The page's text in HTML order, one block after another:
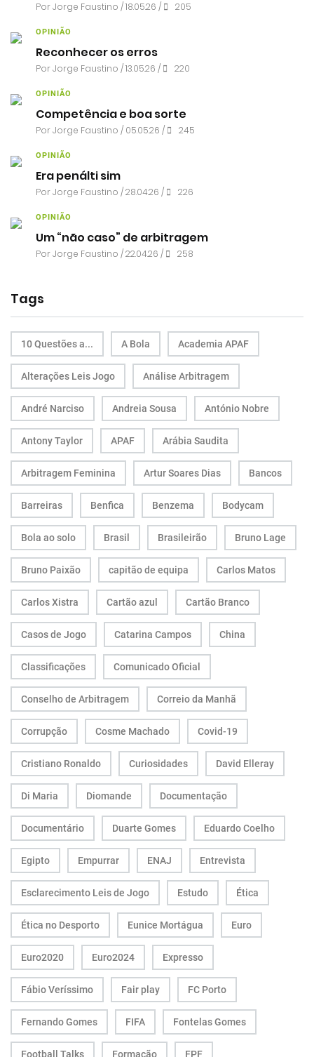
PorJorge Faustino / 18.05.26 / 205
OPINIÃO
Reconhecer os erros
PorJorge Faustino / 13.05.26 / 220
OPINIÃO
Competência e boa sorte
PorJorge Faustino / 05.05.26 / 245
OPINIÃO
Era penálti sim
PorJorge Faustino / 28.04.26 / 226
OPINIÃO
Um “não caso” de arbitragem
PorJorge Faustino / 22.04.26 / 258
Tags
10 Questões a... A Bola Academia APAF
Alterações Leis Jogo Análise Arbitragem
André Narciso Andreia Sousa António Nobre
Antony Taylor APAF Arábia Saudita
Arbitragem Feminina Artur Soares Dias Bancos
Barreiras Benfica Benzema Bodycam
Bola ao solo Brasil Brasileirão Bruno Lage
Bruno Paixão capitão de equipa Carlos Matos
Carlos Xistra Cartão azul Cartão Branco
Casos de Jogo Catarina Campos China
Classificações Comunicado Oficial
Conselho de Arbitragem Correio da Manhã
Corrupção Cosme Machado Covid-19
Cristiano Ronaldo Curiosidades David Elleray
Di Maria Diomande Documentação
Documentário Duarte Gomes Eduardo Coelho
Egipto Empurrar ENAJ Entrevista
Esclarecimento Leis de Jogo Estudo Ética
Ética no Desporto Eunice Mortágua Euro
Euro2020 Euro2024 Expresso
Fábio Veríssimo Fair play FC Porto
Fernando Gomes FIFA Fontelas Gomes
Football Talks Formação FPF